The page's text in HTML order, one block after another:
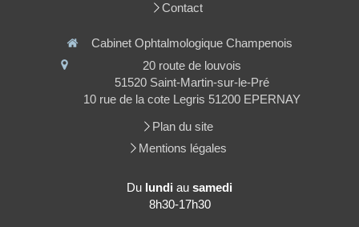
Contact
Cabinet Ophtalmologique Champenois
20 route de louvois
51520 Saint-Martin-sur-le-Pré
10 rue de la cote Legris 51200 EPERNAY
Plan du site
Mentions légales
Du lundi au samedi
8h30-17h30